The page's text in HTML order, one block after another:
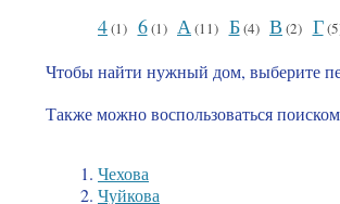
4(1) 6(1) А (11) Б(4) В (2) Г
Чтобы найти нужный дом, выберите
Также можно воспользоваться
Чехова
Чуйкова